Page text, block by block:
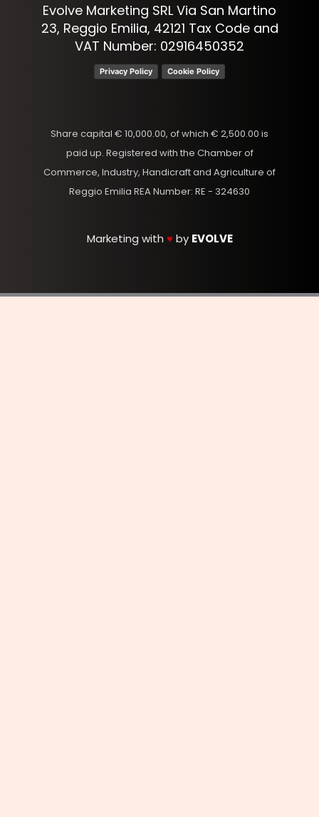
Evolve Marketing SRL Via San Martino
23, Reggio Emilia, 42121 Tax Code and
VAT Number: 02916450352
Privacy Policy Cookie Policy
Share capital € 10,000.00, of which € 2,500.00 is
paid up. Registered with the Chamber of
Commerce, Industry, Handicraft and Agriculture of
Reggio Emilia REA Number: RE - 324630
Marketing with ♥ by EVOLVE